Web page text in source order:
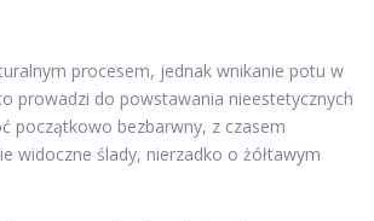
procesem, jednak wnikanie potu w
prowadzi do powstawania nieestetycznych
początkowo bezbarwny, z czasem
widoczne ślady, nierzadko o żółtawym